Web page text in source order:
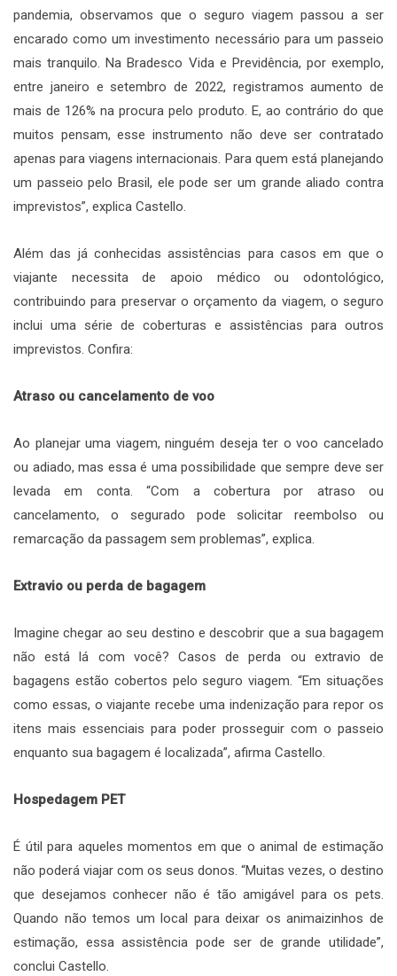
pandemia, observamos que o seguro viagem passou a ser
encarado como um investimento necessário para um passeio
mais tranquilo. Na Bradesco Vida e Previdência, por exemplo,
entre janeiro e setembro de 2022, registramos aumento de
mais de 126% na procura pelo produto. E, ao contrário do que
muitos pensam, esse instrumento não deve ser contratado
apenas para viagens internacionais. Para quem está planejando
um passeio pelo Brasil, ele pode ser um grande aliado contra
imprevistos”, explica Castello.
Além das já conhecidas assistências para casos em que o
viajante necessita de apoio médico ou odontológico,
contribuindo para preservar o orçamento da viagem, o seguro
inclui uma série de coberturas e assistências para outros
imprevistos. Confira:
Atraso ou cancelamento de voo
Ao planejar uma viagem, ninguém deseja ter o voo cancelado
ou adiado, mas essa é uma possibilidade que sempre deve ser
levada em conta. “Com a cobertura por atraso ou
cancelamento, o segurado pode solicitar reembolso ou
remarcação da passagem sem problemas”, explica.
Extravio ou perda de bagagem
Imagine chegar ao seu destino e descobrir que a sua bagagem
não está lá com você? Casos de perda ou extravio de
bagagens estão cobertos pelo seguro viagem. “Em situações
como essas, o viajante recebe uma indenização para repor os
itens mais essenciais para poder prosseguir com o passeio
enquanto sua bagagem é localizada”, afirma Castello.
Hospedagem PET
É útil para aqueles momentos em que o animal de estimação
não poderá viajar com os seus donos. “Muitas vezes, o destino
que desejamos conhecer não é tão amigável para os pets.
Quando não temos um local para deixar os animaizinhos de
estimação, essa assistência pode ser de grande utilidade”,
conclui Castello.